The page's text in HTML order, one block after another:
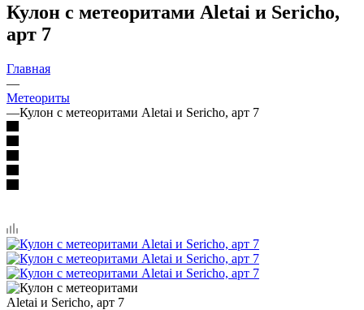
Кулон с метеоритами Aletai и Sericho,
арт 7
Главная
—
Метеориты
—Кулон с метеоритами Aletai и Sericho, арт 7